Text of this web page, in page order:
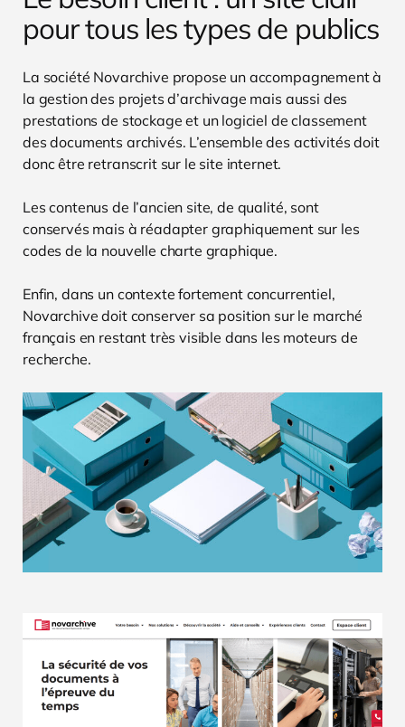
pour tous les types de publics
La société Novarchive propose un accompagnement à
la gestion des projets d’archivage mais aussi des
prestations de stockage et un logiciel de classement
des documents archivés. L’ensemble des activités doit
donc être retranscrit sur le site internet.
Les contenus de l’ancien site, de qualité, sont
conservés mais à réadapter graphiquement sur les
codes de la nouvelle charte graphique.
Enfin, dans un contexte fortement concurrentiel,
Novarchive doit conserver sa position sur le marché
français en restant très visible dans les moteurs de
recherche.